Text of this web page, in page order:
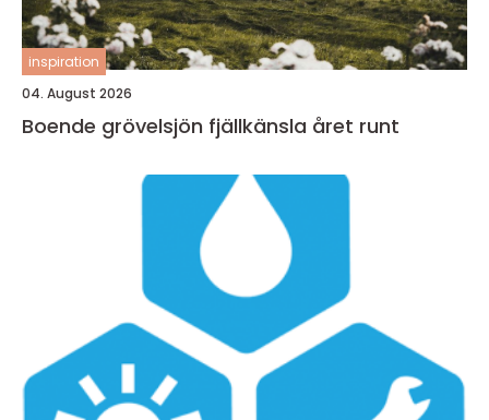
inspiration
04. August 2026
Boende grövelsjön fjällkänsla året runt